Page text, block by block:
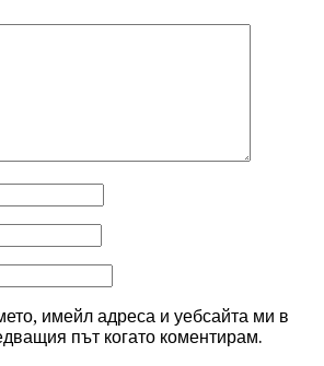
имейл адреса и уебсайта ми в
път когато коментирам.